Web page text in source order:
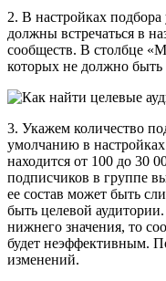
2. В настройках
должны встречаться в
сообществ. В столбце
которых не должно быть
3. Укажем количество
умолчанию в
находится от 100 до 30
подписчиков в группе
ее состав может быть
быть целевой
нижнего значения, то
будет неэффективным.
изменений.